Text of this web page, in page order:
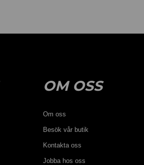
OM OSS
Om oss
Besök vår butik
Kontakta oss
Jobba hos oss